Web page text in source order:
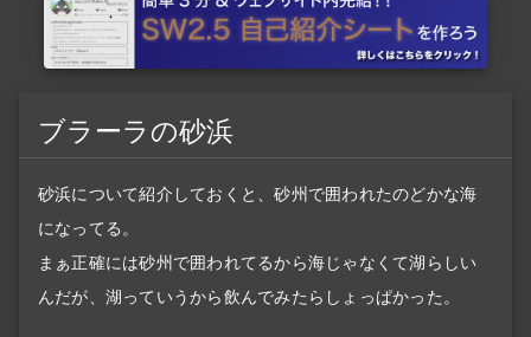
ブラーラの砂浜
砂浜について紹介しておくと、砂州で囲われたのどかな海
になってる。
まぁ正確には砂州で囲われてるから海じゃなくて湖らしい
んだが、湖っていうから飲んでみたらしょっぱかった。